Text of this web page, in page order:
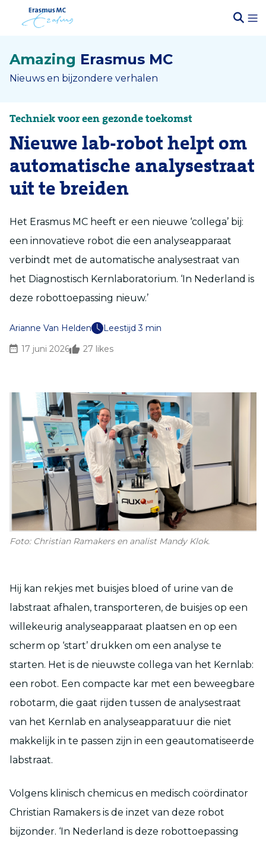
Amazing Erasmus MC
Nieuws en bijzondere verhalen
Techniek voor een gezonde toekomst
Nieuwe lab-robot helpt om
automatische analysestraat
uit te breiden
Het Erasmus MC heeft er een nieuwe ‘collega’ bij:
een innovatieve robot die een analyseapparaat
verbindt met de automatische analysestraat van
het Diagnostisch Kernlaboratorium. ‘In Nederland is
deze robottoepassing nieuw.’
Arianne Van Helden
Leestijd 3 min
17 juni 2026
27 likes
Foto: Christian Ramakers en analist Mandy Klok.
Hij kan rekjes met buisjes bloed of urine van de
labstraat afhalen, transporteren, de buisjes op een
willekeurig analyseapparaat plaatsen en op een
scherm op ‘start’ drukken om een analyse te
starten. Het is de nieuwste collega van het Kernlab:
een robot. Een compacte kar met een beweegbare
robotarm, die gaat rijden tussen de analysestraat
van het Kernlab en analyseapparatuur die niet
makkelijk in te passen zijn in een geautomatiseerde
labstraat.
Volgens klinisch chemicus en medisch coördinator
Christian Ramakers is de inzet van deze robot
bijzonder. ‘In Nederland is deze robottoepassing